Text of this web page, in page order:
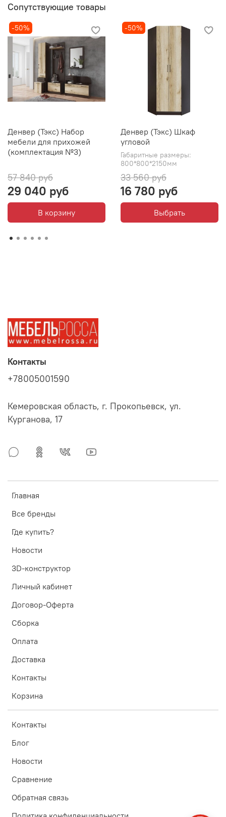
Сопутствующие товары
-50%
Денвер (Тэкс) Набор
мебели для прихожей
(комплектация №3)
57 840 руб
29 040 руб
В корзину
-50%
Денвер (Тэкс) Шкаф
угловой
Габаритные размеры:
800*800*2150мм
33 560 руб
16 780 руб
Выбрать
Главная
Все бренды
Где купить?
Новости
3D-конструктор
Личный кабинет
Договор-Оферта
Сборка
Оплата
Доставка
Контакты
Корзина
Контакты
Блог
Новости
Сравнение
Обратная связь
Контакты
+78005001590
Кемеровская область, г. Прокопьевск, ул.
Курганова, 17